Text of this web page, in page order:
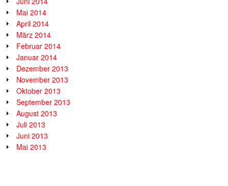
Mai 2014
April 2014
März 2014
Februar 2014
Januar 2014
Dezember 2013
November 2013
Oktober 2013
September 2013
August 2013
Juli 2013
Juni 2013
Mai 2013